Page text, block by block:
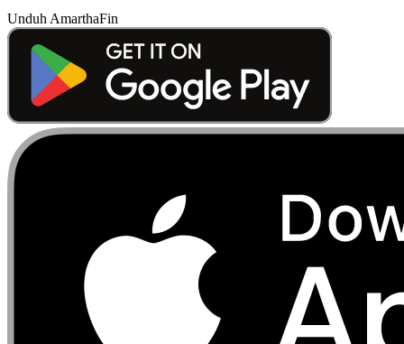
Unduh AmarthaFin